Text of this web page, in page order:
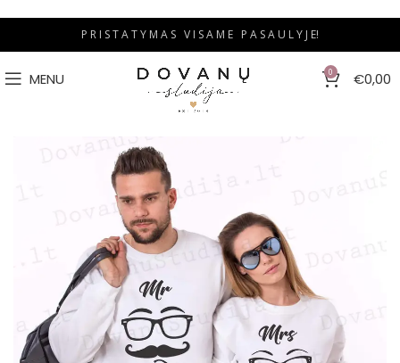
P R I S T A T Y M A S V I S A M E P A S A U L Y J E!
MENU 0 €0,00